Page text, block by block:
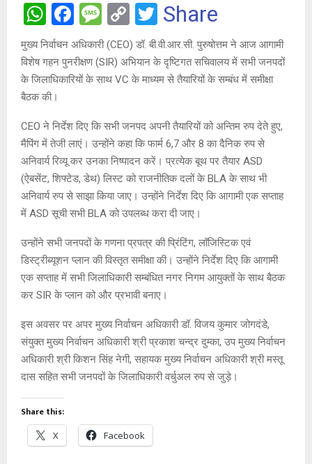
W
h
at
s
A
p
p
F
a
ce
b
o
k
M
es
s
a
e
C
o
py
Li
k
T
wi
tt
er
Share
मुख्य निर्वाचन अधिकारी (CEO) डॉ. बी.वी.आर.सी. पुरुषोत्तम ने आज आगामी
विशेष गहन पुनरीक्षण (SIR) अभियान के दृष्टिगत सचिवालय में सभी जनपदों
के जिलाधिकारियों के साथ VC के माध्यम से तैयारियों के सम्बंध में समीक्षा
बैठक की।
CEO ने निर्देश दिए कि सभी जनपद अपनी तैयारियों को अन्तिम रुप देते हुए,
मैपिंग में तेजी लाएं। उन्होंने कहा कि फार्म 6,7 और 8 का दैनिक रुप से
अनिवार्य रिव्यू कर उनका निष्पादन करें। प्रत्येक बूथ पर तैयार ASD
(ऐबसेंट, शिफ्टेड, डेथ) लिस्ट को राजनीतिक दलों के BLA के साथ भी
अनिवार्य रुप से साझा किया जाए। उन्होंने निर्देश दिए कि आगामी एक सप्ताह
में ASD सूची सभी BLA को उपलब्ध करा दी जाए।
उन्होंने सभी जनपदों के गणना प्रपत्र की प्रिंटिंग, लॉजिस्टिक एवं
डिस्ट्रीब्यूशन प्लान की विस्तृत समीक्षा की। उन्होंने निर्देश दिए कि आगामी
एक सप्ताह में सभी जिलाधिकारी सम्बंधित नगर निगम आयुक्तों के साथ बैठक
कर SIR के प्लान को और प्रभावी बनाए।
इस अवसर पर अपर मुख्य निर्वाचन अधिकारी डॉ. विजय कुमार जोगदंडे,
संयुक्त मुख्य निर्वाचन अधिकारी श्री प्रकाश चन्द्र दुम्का, उप मुख्य निर्वाचन
अधिकारी श्री किशन सिंह नेगी, सहायक मुख्य निर्वाचन अधिकारी श्री मस्तू
दास सहित सभी जनपदों के जिलाधिकारी वर्चुअल रुप से जुड़े।
Share this:
X Facebook